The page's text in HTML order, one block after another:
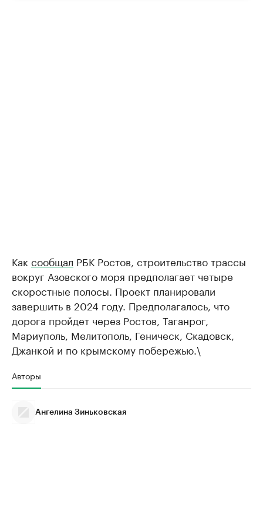
Как сообщал РБК Ростов, строительство трассы
вокруг Азовского моря предполагает четыре
скоростные полосы. Проект планировали
завершить в 2024 году. Предполагалось, что
дорога пройдет через Ростов, Таганрог,
Мариуполь, Мелитополь, Геническ, Скадовск,
Джанкой и по крымскому побережью.\
Авторы
Ангелина Зиньковская